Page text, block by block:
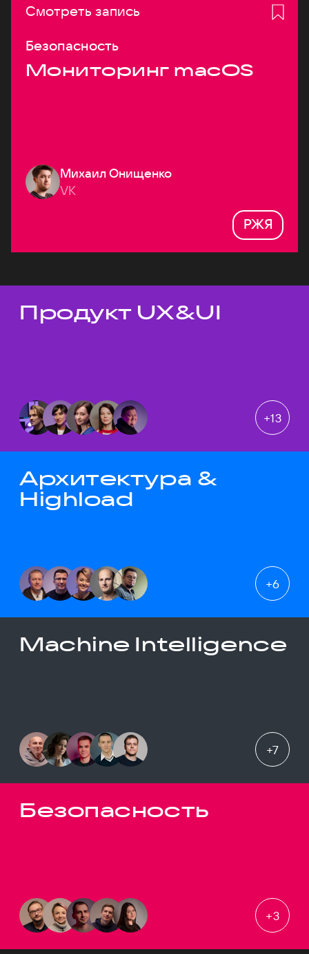
Смотреть запись
Безопасность
Мониторинг macOS
Михаил Онищенко
VK
РЖЯ
Темы докладов
Продукт UX&UI
+13
Архитектура &
Highload
+6
Machine Intelligence
+7
Безопасность
+3